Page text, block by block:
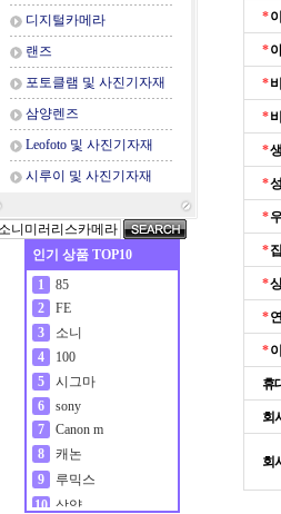
디지털카메라
랜즈
포토클램 및 사진기자재
삼양렌즈
Leofoto 및 사진기자재
시루이 및 사진기자재
인기 상품 TOP10
1
85
2
FE
3
소니
4
100
5
시그마
6
sony
7
Canon m
8
캐논
9
루믹스
10 삼양
*
*
*
*
*
*
*
*
*
*
*
휴
회
회